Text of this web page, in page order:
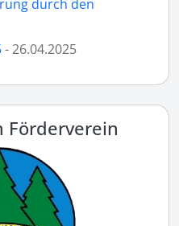
durch den
- 26.04.2025
Förderverein